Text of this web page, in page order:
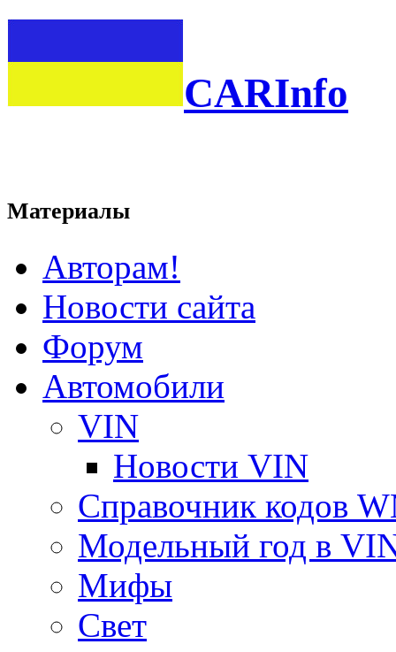
CARInfo
Материалы
Авторам!
Новости сайта
Форум
Автомобили
VIN
Новости VIN
Справочник кодов
Модельный год в
Мифы
Свет